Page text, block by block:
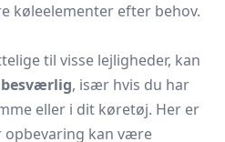
køleelementer efter behov.
til visse lejligheder, kan
, især hvis du har
eller i dit køretøj. Her er
kan være